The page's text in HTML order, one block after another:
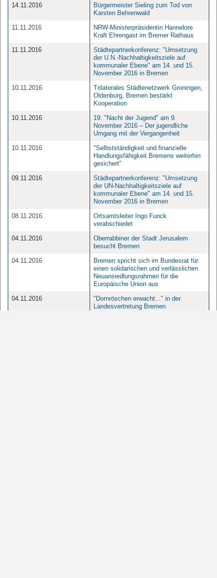
14.11.2016
Bürgermeister Sieling zum Tod von
Karsten Behrenwald
11.11.2016
NRW-Ministerpräsidentin Hannelore
Kraft Ehrengast im Bremer Rathaus
11.11.2016
Städtepartnerkonferenz: "Umsetzung
der U.N.-Nachhaltigkeitsziele auf
kommunaler Ebene" am 14. und 15.
November 2016 in Bremen
10.11.2016
Trilaterales Städtenetzwerk Groningen,
Oldenburg, Bremen bestärkt
Kooperation
10.11.2016
19. "Nacht der Jugend" am 9.
November 2016 – Der jugendliche
Umgang mit der Vergangenheit
10.11.2016
"Selbstständigkeit und finanzielle
Handlungsfähigkeit Bremens weiterhin
gesichert"
09.11.2016
Städtepartnerkonferenz: "Umsetzung
der UN-Nachhaltigkeitsziele auf
kommunaler Ebene" am 14. und 15.
November 2016 in Bremen
08.11.2016
Ortsamtsleiter Ingo Funck
verabschiedet
04.11.2016
Oberrabbiner der Stadt Jerusalem
besucht Bremen
04.11.2016
Bremen spricht sich im Bundesrat für
einen solidarischen und verlässlichen
Neuansiedlungsrahmen für die
Europäische Union aus
04.11.2016
"Dornröschen erwacht..." in der
Landesvertretung Bremen